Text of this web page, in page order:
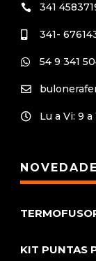
 341
 341-
 54 9 341

 Lu a Vi: 9 a
KIT PUNTAS